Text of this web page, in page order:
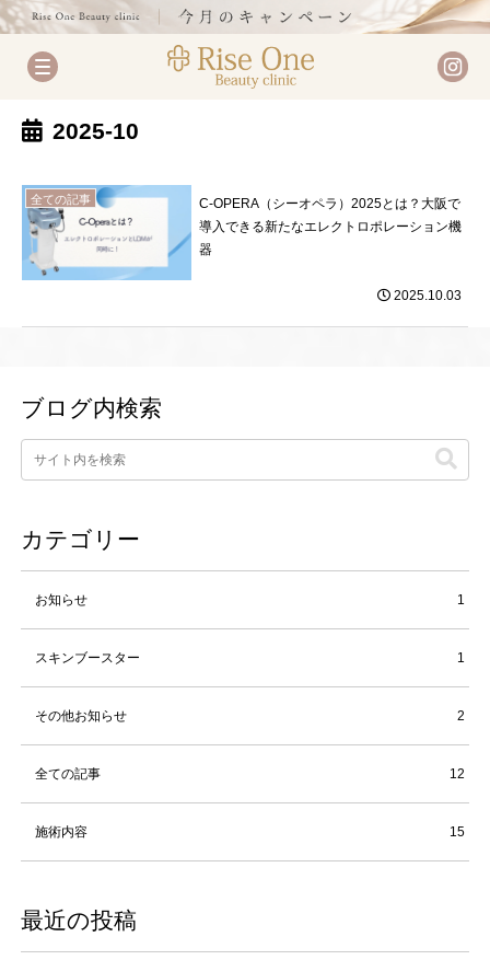
2025-10
全ての記事
C-OPERA（シーオペラ）2025とは？大阪で
導入できる新たなエレクトロポレーション機
器
2025.10.03
ブログ内検索
カテゴリー
お知らせ 1
スキンブースター 1
その他お知らせ 2
全ての記事 12
施術内容 15
最近の投稿